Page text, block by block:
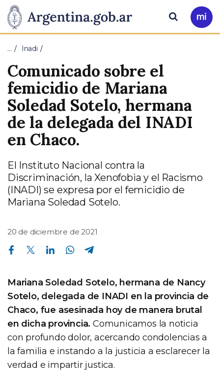
Presidencia
de
la
Nación
Pasar al contenido principal
Ir
a
Buscar
… Inadi
Comunicado sobre el
femicidio de Mariana
Soledad Sotelo, hermana
de la delegada del INADI
en Chaco.
El Instituto Nacional contra la
Discriminación, la Xenofobia y el Racismo
(INADI) se expresa por el femicidio de
Mariana Soledad Sotelo.
20 de diciembre de 2021
Compartir en Facebook Compartir en Twitter Compartir en Linkedin Compartir en Whatsapp
Mariana Soledad Sotelo, hermana de Nancy
Sotelo, delegada de INADI en la provincia de
Chaco, fue asesinada hoy de manera brutal
en dicha provincia. Comunicamos la noticia
con profundo dolor, acercando condolencias a
la familia e instando a la justicia a esclarecer la
verdad e impartir justica.